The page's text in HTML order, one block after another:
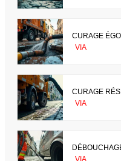
CURAGE
VIA
CURAGE
VIA
VIA